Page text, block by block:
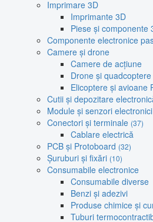
Imprimare 3D
Imprimante 3D
Piese și componente
Componente electronice
Camere și drone
Camere de acțiune
Drone și quadcoptere
Elicoptere și avioane
Cutii și depozitare
Module și senzori electronici
Conectori și terminale (37)
Cablare electrică
PCB și Protoboard (32)
Șuruburi și fixări (10)
Consumabile electronice
Consumabile diverse
Benzi și adezivi
Produse chimice și
Tuburi